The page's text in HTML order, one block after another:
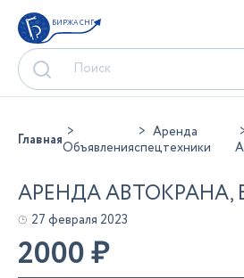
БИРЖА СНГ
ГлавнаяОбъявления
Аренда
спецтехники
АРЕНДА
27 февраля 2023
2000₽